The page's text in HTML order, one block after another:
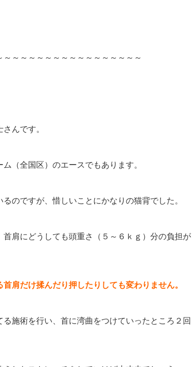
～～～～～～～～～～～～～～～～
んです。
（全国区）のエースでもあります。
のですが、惜しいことにかなりの猫背でした。
肩にどうしても頭重さ（５～６ｋｇ）分の負担が
肩だけ揉んだり押したりしても変わりません。
施術を行い、首に湾曲をつけていったところ２回